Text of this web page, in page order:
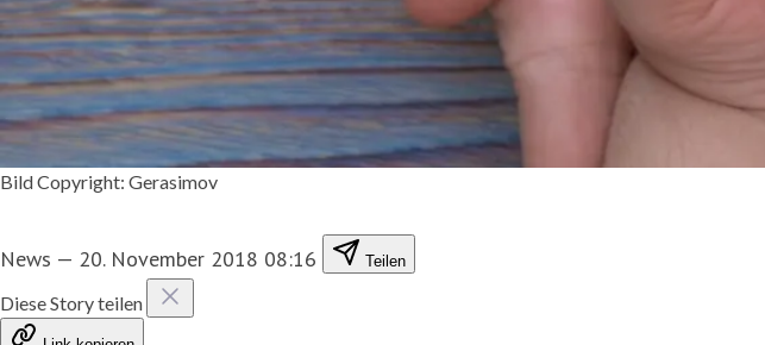
Bild Copyright: Gerasimov
News — 20. November 2018 08:16 Teilen
Diese Story teilen